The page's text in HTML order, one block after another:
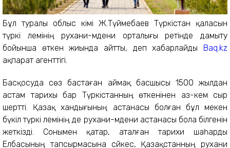
Бұл туралы облыс әкімі Ж.Түймебаев Түркістан қаласын
түркі әлемінің рухани-мәдени орталығы ретінде дамыту
бойынша өткен жиында айтты, деп хабарлайды Baq.kz
ақпарат агенттігі.
Басқосуда сөз бастаған аймақ басшысы 1500 жылдан
астам тарихы бар Түркістанның өткенінен аз-кем сыр
шертті. Қазақ хандығының астанасы болған бұл мекен
бүкіл түркі әлемінің де рухани-мәдени астанасы бола білгенін
жеткізді. Сонымен қатар, аталған тарихи шаһарды
Елбасының тапсырмасына сәйкес, Қазақстанның рухани